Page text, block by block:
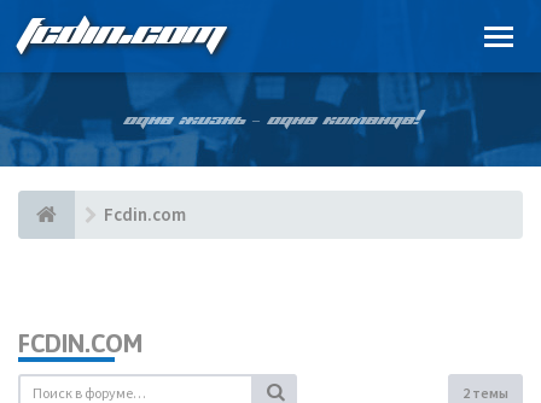
FCDIN.COM
ОДНА ЖИЗНЬ – ОДНА КОМАНДА!
Fcdin.com
FCDIN.COM
2 темы